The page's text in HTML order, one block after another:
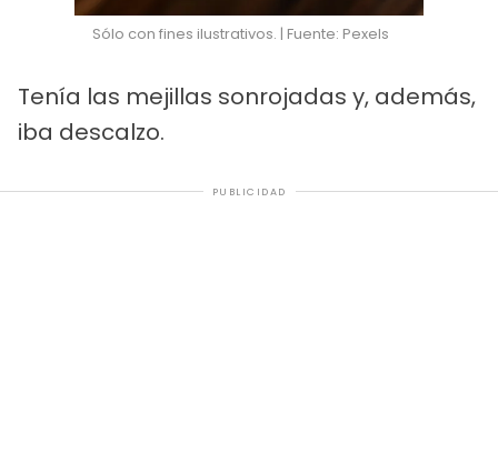
Sólo con fines ilustrativos. | Fuente: Pexels
Tenía las mejillas sonrojadas y, además,
iba descalzo.
PUBLICIDAD